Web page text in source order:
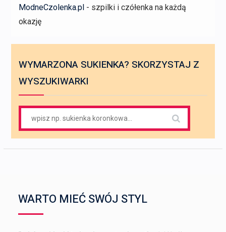
ModneCzolenka.pl - szpilki i czółenka na każdą
okazję
WYMARZONA SUKIENKA? SKORZYSTAJ Z
WYSZUKIWARKI
for:
WARTO MIEĆ SWÓJ STYL